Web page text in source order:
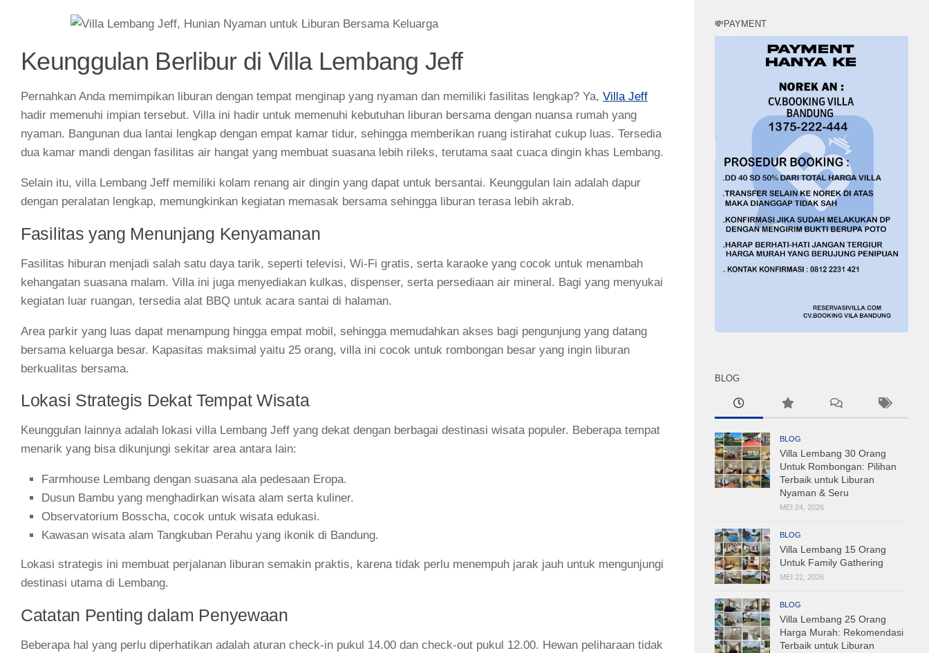
Keunggulan Berlibur di Villa Lembang Jeff
Pernahkan Anda memimpikan liburan dengan tempat menginap yang nyaman dan memiliki fasilitas lengkap? Ya, Villa Jeff
hadir memenuhi impian tersebut. Villa ini hadir untuk memenuhi kebutuhan liburan bersama dengan nuansa rumah yang
nyaman. Bangunan dua lantai lengkap dengan empat kamar tidur, sehingga memberikan ruang istirahat cukup luas. Tersedia
dua kamar mandi dengan fasilitas air hangat yang membuat suasana lebih rileks, terutama saat cuaca dingin khas Lembang.
Selain itu, villa Lembang Jeff memiliki kolam renang air dingin yang dapat untuk bersantai. Keunggulan lain adalah dapur
dengan peralatan lengkap, memungkinkan kegiatan memasak bersama sehingga liburan terasa lebih akrab.
Fasilitas yang Menunjang Kenyamanan
Fasilitas hiburan menjadi salah satu daya tarik, seperti televisi, Wi-Fi gratis, serta karaoke yang cocok untuk menambah
kehangatan suasana malam. Villa ini juga menyediakan kulkas, dispenser, serta persediaan air mineral. Bagi yang menyukai
kegiatan luar ruangan, tersedia alat BBQ untuk acara santai di halaman.
Area parkir yang luas dapat menampung hingga empat mobil, sehingga memudahkan akses bagi pengunjung yang datang
bersama keluarga besar. Kapasitas maksimal yaitu 25 orang, villa ini cocok untuk rombongan besar yang ingin liburan
berkualitas bersama.
Lokasi Strategis Dekat Tempat Wisata
Keunggulan lainnya adalah lokasi villa Lembang Jeff yang dekat dengan berbagai destinasi wisata populer. Beberapa tempat
menarik yang bisa dikunjungi sekitar area antara lain:
Farmhouse Lembang dengan suasana ala pedesaan Eropa.
Dusun Bambu yang menghadirkan wisata alam serta kuliner.
Observatorium Bosscha, cocok untuk wisata edukasi.
Kawasan wisata alam Tangkuban Perahu yang ikonik di Bandung.
Lokasi strategis ini membuat perjalanan liburan semakin praktis, karena tidak perlu menempuh jarak jauh untuk mengunjungi
destinasi utama di Lembang.
Catatan Penting dalam Penyewaan
Beberapa hal yang perlu diperhatikan adalah aturan check-in pukul 14.00 dan check-out pukul 12.00. Hewan peliharaan tidak
💸PAYMENT
BLOG
BLOG
Villa Lembang 30 Orang
Untuk Rombongan: Pilihan
Terbaik untuk Liburan
Nyaman & Seru
MEI 24, 2026
BLOG
Villa Lembang 15 Orang
Untuk Family Gathering
MEI 22, 2026
BLOG
Villa Lembang 25 Orang
Harga Murah: Rekomendasi
Terbaik untuk Liburan